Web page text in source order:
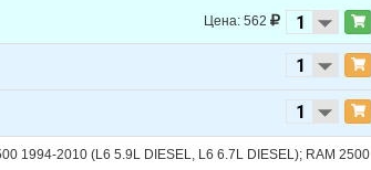
Цена: 562
1994-2010 (L6 5.9L DIESEL, L6 6.7L DIESEL); RAM 2500